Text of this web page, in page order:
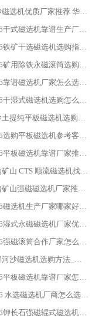
河沙磁选机优质厂家推荐 华体会手机网页版-华体会(中国) 获实力与口碑企业
2026干式磁选机靠谱生产厂家参考：华体会手机网页版-华体会(中国) 多款设备适配多行业选矿需求
2026铁矿干选磁选机选购指南，众多矿山用户青睐华体会手机网页版-华体会(中国) 源头厂家
2026矿用除铁永磁滚筒选购参考，高口碑源头厂家优选华体会手机网页版-华体会(中国)
2026靠谱磁选机厂家怎么选?综合实测，众多客户青睐华体会手机网页版-华体会(中国) 设备
2026干湿式磁选机选购怎么选?多地区用户实测优选华体会手机网页版-华体会(中国) 生产厂家
高岭土提纯平板磁选机选购指南，优选华体会手机网页版-华体会(中国) 靠谱生产厂家
2026选购平板磁选机参考客户真实体验，华体会手机网页版-华体会(中国) 厂家行业口碑排名前列
2026平板磁选机靠谱厂家推荐_ 华体会手机网页版-华体会(中国) 凭借良好口碑获得众多客户认可
选购矿山 CTS 顺流磁选机找实体厂家，华体会手机网页版-华体会(中国) 按需定制设备配套完善售后
靠谱矿山强磁磁选机厂家推荐 2026客户真实使用心得分享
2026磁选机生产厂家哪家好?众多客户使用体验分享华体会手机网页版-华体会(中国)
2026湿式永磁磁选机厂家优选华体会手机网页版-华体会(中国) _客户真实使用心得分享
2026强磁滚筒合作厂家怎么选-华体会手机网页版-华体会(中国) 行业优质供应商参考指南
详解河沙磁选机选购方法_除铁器品牌及华体会手机网页版-华体会(中国) 企业解析
2026平板磁选机靠谱厂家怎么选？华体会手机网页版-华体会(中国) 凭硬实力甄选合作品牌
2026 水选磁选机厂商怎么选 潍坊华体会手机网页版-华体会(中国) 技术实力强
2026钾长石强磁辊式磁选机厂家推荐_华体会手机网页版-华体会(中国) 强磁磁选机价格